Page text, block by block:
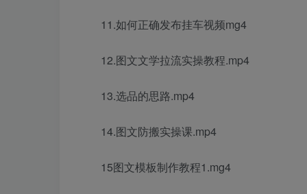
11.如何正确发布挂车视频mg4
12.图文文学拉流实操教程.mp4
13.选品的思路.mp4
14.图文防搬实操课.mp4
15图文模板制作教程1.mg4